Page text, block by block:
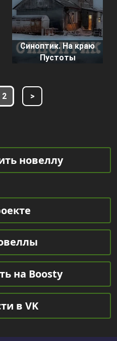
Синоптик. На краю
Пустоты
2 >
новеллу
на Boosty
в VK